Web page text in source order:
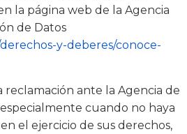
la página web de la Agencia
de Datos
y-deberes/conoce-
ante la Agencia de
cuando no haya
el ejercicio de sus derechos,